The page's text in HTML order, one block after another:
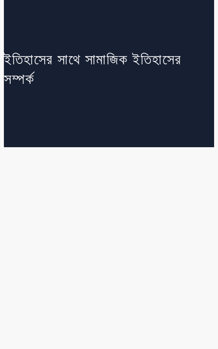
ইতিহাসের সাথে সামাজিক ইতিহাসের
সম্পর্ক